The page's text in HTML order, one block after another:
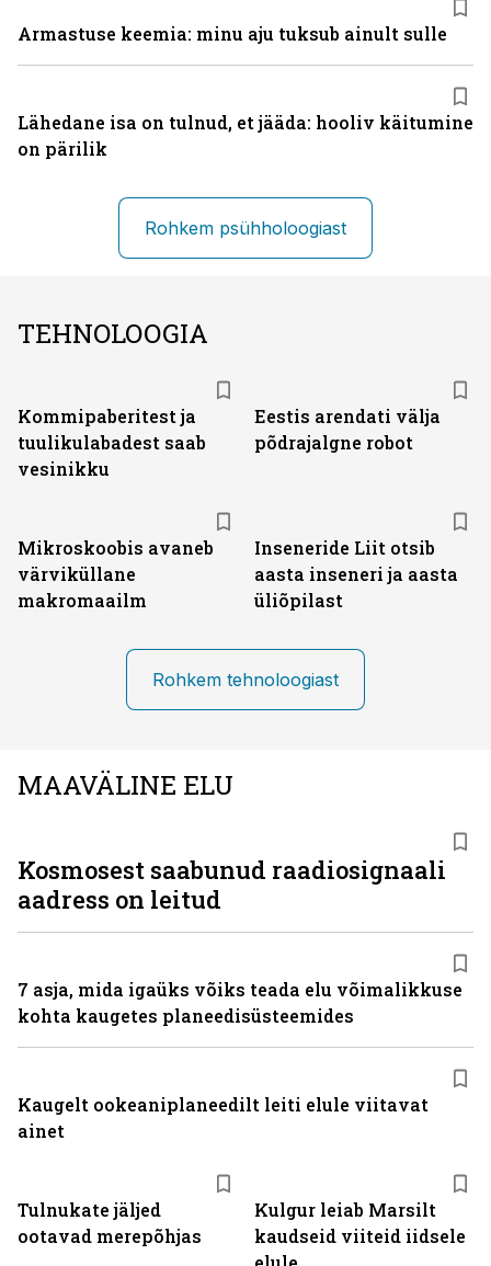
Armastuse keemia: minu aju tuksub ainult sulle
Lähedane isa on tulnud, et jääda: hooliv käitumine
on pärilik
Rohkem psühholoogiast
TEHNOLOOGIA
Kommipaberitest ja
tuulikulabadest saab
vesinikku
Eestis arendati välja
põdrajalgne robot
Mikroskoobis avaneb
värviküllane
makromaailm
Inseneride Liit otsib
aasta inseneri ja aasta
üliõpilast
Rohkem tehnoloogiast
MAAVÄLINE ELU
Tulnukate jäljed
ootavad merepõhjas
Kulgur leiab Marsilt
kaudseid viiteid iidsele
Kosmosest saabunud raadiosignaali
aadress on leitud
7 asja, mida igaüks võiks teada elu võimalikkuse
kohta kaugetes planeedisüsteemides
Kaugelt ookeaniplaneedilt leiti elule viitavat
ainet